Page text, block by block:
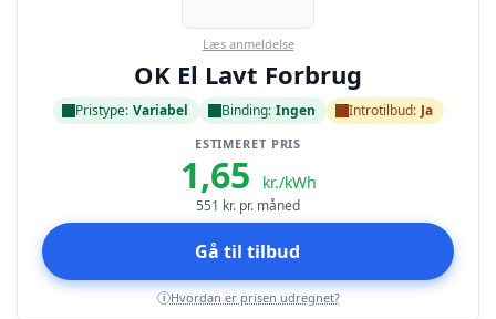
Læs anmeldelse
OK El Lavt Forbrug
Pristype: Variabel Binding: Ingen Introtilbud: Ja
ESTIMERET PRIS
1,65 kr./kWh
551 kr. pr. måned
Gå til tilbud
i Hvordan er prisen udregnet?